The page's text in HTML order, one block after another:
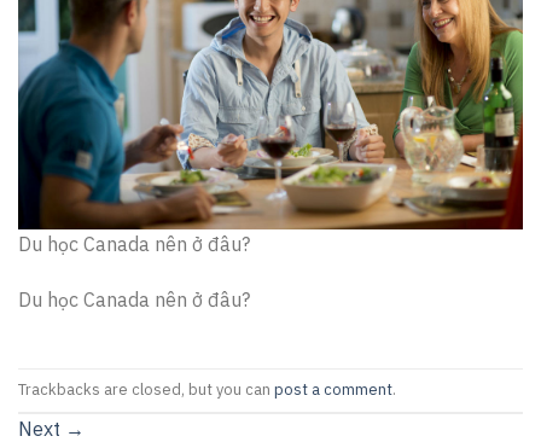
Du học Canada nên ở đâu?
Du học Canada nên ở đâu?
Trackbacks are closed, but you can post a comment.
Next →